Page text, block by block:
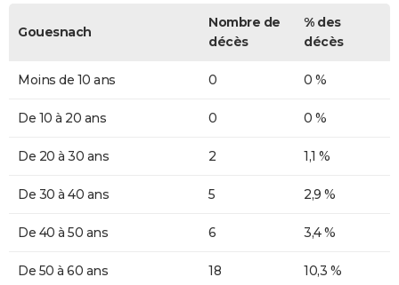
Gouesnach
Nombre de
décès
% des
décès
Moins de 10 ans 0 0 %
De 10 à 20 ans 0 0 %
De 20 à 30 ans 2 1,1 %
De 30 à 40 ans 5 2,9 %
De 40 à 50 ans 6 3,4 %
De 50 à 60 ans 18 10,3 %